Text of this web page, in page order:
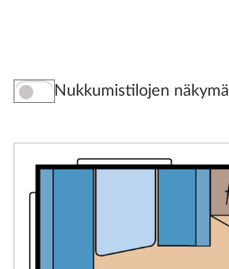
Nukkumistilojen näkymä